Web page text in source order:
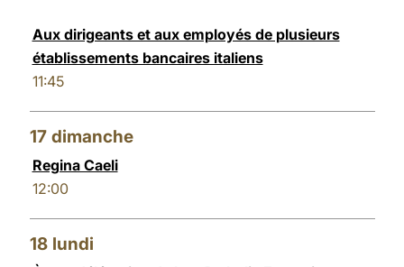
Aux dirigeants et aux employés de plusieurs
établissements bancaires italiens
11:45
17 dimanche
Regina Caeli
12:00
18 lundi